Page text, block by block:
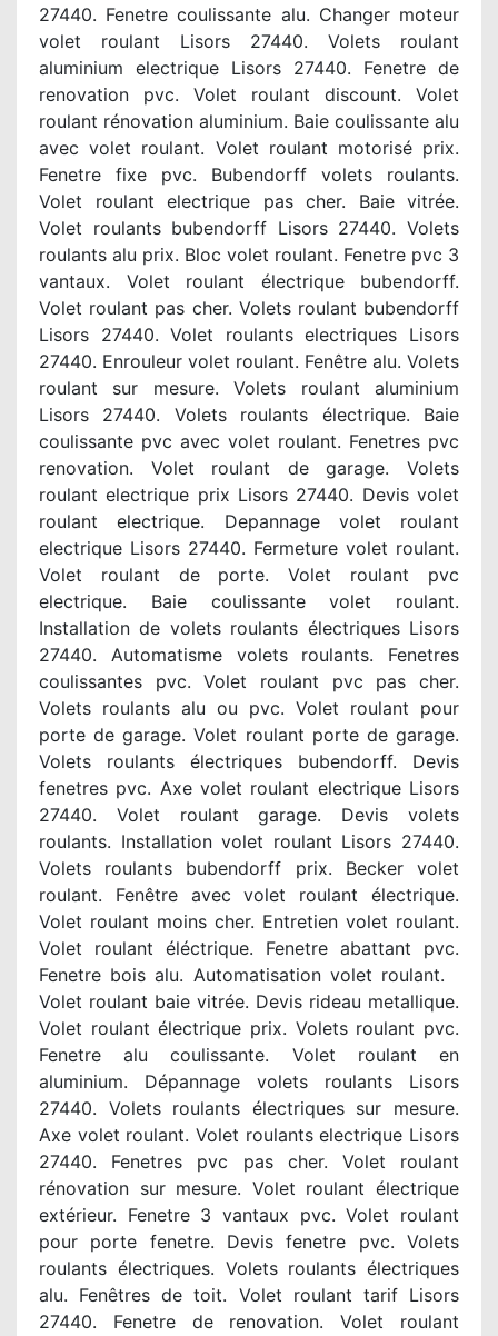
27440. Fenetre coulissante alu. Changer moteur
volet roulant Lisors 27440. Volets roulant
aluminium electrique Lisors 27440. Fenetre de
renovation pvc. Volet roulant discount. Volet
roulant rénovation aluminium. Baie coulissante alu
avec volet roulant. Volet roulant motorisé prix.
Fenetre fixe pvc. Bubendorff volets roulants.
Volet roulant electrique pas cher. Baie vitrée.
Volet roulants bubendorff Lisors 27440. Volets
roulants alu prix. Bloc volet roulant. Fenetre pvc 3
vantaux. Volet roulant électrique bubendorff.
Volet roulant pas cher. Volets roulant bubendorff
Lisors 27440. Volet roulants electriques Lisors
27440. Enrouleur volet roulant. Fenêtre alu. Volets
roulant sur mesure. Volets roulant aluminium
Lisors 27440. Volets roulants électrique. Baie
coulissante pvc avec volet roulant. Fenetres pvc
renovation. Volet roulant de garage. Volets
roulant electrique prix Lisors 27440. Devis volet
roulant electrique. Depannage volet roulant
electrique Lisors 27440. Fermeture volet roulant.
Volet roulant de porte. Volet roulant pvc
electrique. Baie coulissante volet roulant.
Installation de volets roulants électriques Lisors
27440. Automatisme volets roulants. Fenetres
coulissantes pvc. Volet roulant pvc pas cher.
Volets roulants alu ou pvc. Volet roulant pour
porte de garage. Volet roulant porte de garage.
Volets roulants électriques bubendorff. Devis
fenetres pvc. Axe volet roulant electrique Lisors
27440. Volet roulant garage. Devis volets
roulants. Installation volet roulant Lisors 27440.
Volets roulants bubendorff prix. Becker volet
roulant. Fenêtre avec volet roulant électrique.
Volet roulant moins cher. Entretien volet roulant.
Volet roulant éléctrique. Fenetre abattant pvc.
Fenetre bois alu. Automatisation volet roulant.
Volet roulant baie vitrée. Devis rideau metallique.
Volet roulant électrique prix. Volets roulant pvc.
Fenetre alu coulissante. Volet roulant en
aluminium. Dépannage volets roulants Lisors
27440. Volets roulants électriques sur mesure.
Axe volet roulant. Volet roulants electrique Lisors
27440. Fenetres pvc pas cher. Volet roulant
rénovation sur mesure. Volet roulant électrique
extérieur. Fenetre 3 vantaux pvc. Volet roulant
pour porte fenetre. Devis fenetre pvc. Volets
roulants électriques. Volets roulants électriques
alu. Fenêtres de toit. Volet roulant tarif Lisors
27440. Fenetre de renovation. Volet roulant